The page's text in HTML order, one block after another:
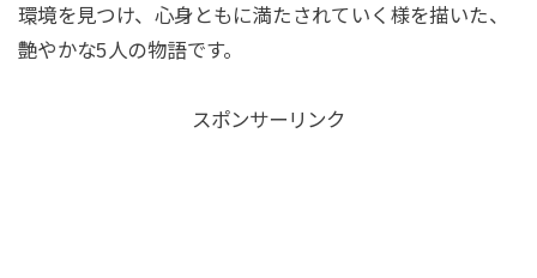
環境を見つけ、心身ともに満たされていく様を描いた、
艶やかな5人の物語です。
スポンサーリンク